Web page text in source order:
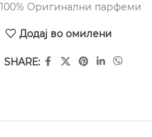
Оригинални парфеми
Додај во омилени
SHARE: